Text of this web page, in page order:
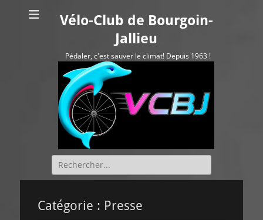
Vélo-Club de Bourgoin-
Jallieu
Pédaler, c'est sauver le climat! Depuis 1963 !
Rechercher :
Catégorie : Presse